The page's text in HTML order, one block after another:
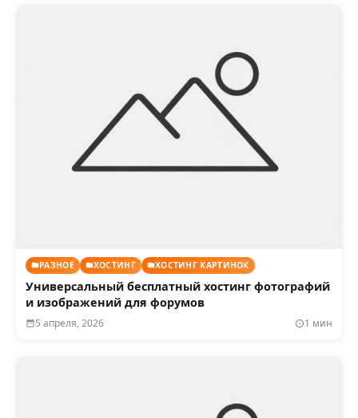
РАЗНОЕ ХОСТИНГ ХОСТИНГ КАРТИНОК
Универсальный бесплатный хостинг фотографий
и изображений для форумов
5 апреля, 2026 1 мин